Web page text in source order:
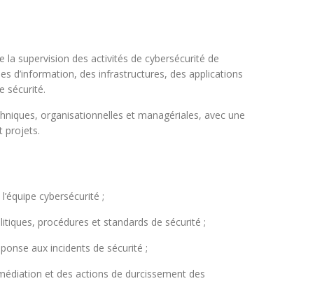
la supervision des activités de cybersécurité de
d’information, des infrastructures, des applications
sécurité.
organisationnelles et managériales, avec une
projets.
cybersécurité ;
procédures et standards de sécurité ;
aux incidents de sécurité ;
et des actions de durcissement des